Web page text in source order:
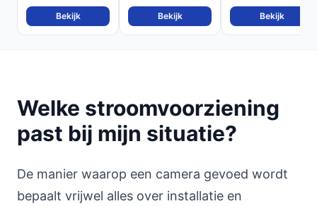
Bekijk Bekijk Bekijk
Welke stroomvoorziening
past bij mijn situatie?
De manier waarop een camera gevoed wordt
bepaalt vrijwel alles over installatie en